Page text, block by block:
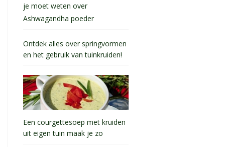
je moet weten over
Ashwagandha poeder
Ontdek alles over springvormen
en het gebruik van tuinkruiden!
Een courgettesoep met kruiden
uit eigen tuin maak je zo